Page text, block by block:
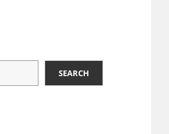
SEARCH